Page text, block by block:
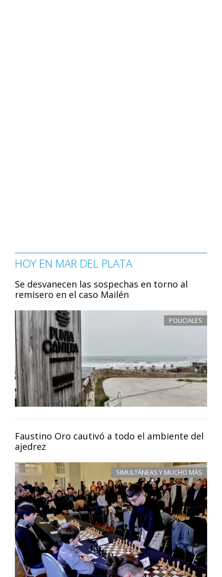
HOY EN MAR DEL PLATA
Se desvanecen las sospechas en torno al
remisero en el caso Mailén
POLICIALES
Faustino Oro cautivó a todo el ambiente del
ajedrez
SIMULTÁNEAS Y MUCHO MÁS